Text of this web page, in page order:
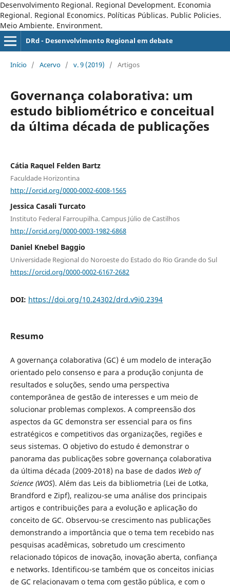
Desenvolvimento Regional. Regional Development. Economia
Regional. Regional Economics. Políticas Públicas. Public Policies.
Meio Ambiente. Environment.
DRd - Desenvolvimento Regional em debate
Início / Acervo / v. 9 (2019) / Artigos
Governança colaborativa: um
estudo bibliométrico e conceitual
da última década de publicações
Cátia Raquel Felden Bartz
Faculdade Horizontina
http://orcid.org/0000-0002-6008-1565
Jessica Casali Turcato
Instituto Federal Farroupilha. Campus Júlio de Castilhos
http://orcid.org/0000-0003-1982-6868
Daniel Knebel Baggio
Universidade Regional do Noroeste do Estado do Rio Grande do Sul
https://orcid.org/0000-0002-6167-2682
DOI: https://doi.org/10.24302/drd.v9i0.2394
Resumo
A governança colaborativa (GC) é um modelo de interação
orientado pelo consenso e para a produção conjunta de
resultados e soluções, sendo uma perspectiva
contemporânea de gestão de interesses e um meio de
solucionar problemas complexos. A compreensão dos
aspectos da GC demonstra ser essencial para os fins
estratégicos e competitivos das organizações, regiões e
seus sistemas. O objetivo do estudo é demonstrar o
panorama das publicações sobre governança colaborativa
da última década (2009-2018) na base de dados Web of
Science (WOS). Além das Leis da bibliometria (Lei de Lotka,
Brandford e Zipf), realizou-se uma análise dos principais
artigos e contribuições para a evolução e aplicação do
conceito de GC. Observou-se crescimento nas publicações
demonstrando a importância que o tema tem recebido nas
pesquisas acadêmicas, sobretudo um crescimento
relacionado tópicos de inovação, inovação aberta, confiança
e networks. Identificou-se também que os conceitos inicias
de GC relacionavam o tema com gestão pública, e com o